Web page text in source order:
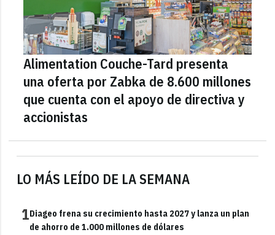
LO MÁS LEÍDO DE LA SEMANA
1Diageo frena su crecimiento hasta 2027 y lanza un plan
de ahorro de 1.000 millones de dólares
Alimentation Couche-Tard presenta
una oferta por Zabka de 8.600 millones
que cuenta con el apoyo de directiva y
accionistas